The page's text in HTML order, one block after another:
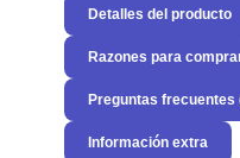
Detalles del producto
Razones para
Preguntas frecuentes
Información extra